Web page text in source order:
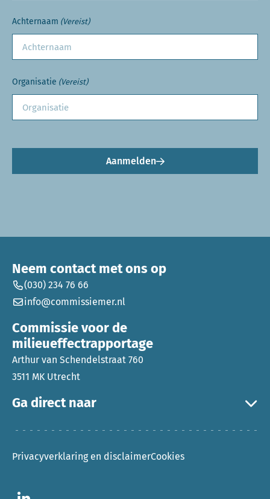
Achternaam (Vereist)
Organisatie (Vereist)
Aanmelden
Ga direct naar
Neem contact met ons op
(030) 234 76 66
info@commissiemer.nl
Commissie voor de
milieueffectrapportage
Arthur van Schendelstraat 760
3511 MK Utrecht
Privacyverklaring en disclaimerCookies